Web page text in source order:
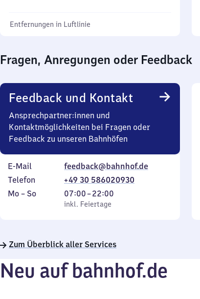
Entfernungen in Luftlinie
Fragen, Anregungen oder Feedback
Feedback und Kontakt
Ansprechpartner:innen und
Kontaktmöglichkeiten bei Fragen oder
Feedback zu unseren Bahnhöfen
E-Mail
feedback@bahnhof.de
Telefon
+49 30 586020930
Montag
Mo – So,
inkl. Feiertage
07:00–22:00
Von
7
22
inkl. Feiertage
Zum Überblick aller Services
Neu auf bahnhof.de